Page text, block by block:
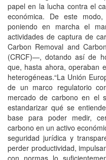
papel en la lucha contra el
económica. De este
poniendo en marcha el
actividades de captura de
Carbon Removal and
(CRCF)—, dotando así de
que, hasta ahora, operaban
heterogéneas.“La Unión
de un marco regulatorio
mercado de carbono en el
estandarizar qué se
base para poder medir,
carbono en un activo
seguridad jurídica y
perder productividad,
con normas lo